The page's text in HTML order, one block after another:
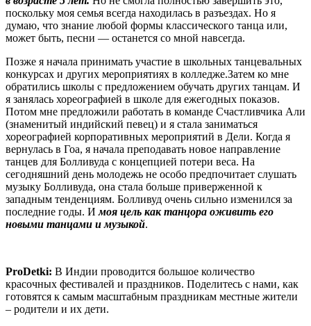
поскольку моя семья всегда находилась в разъездах. Но я
думаю, что знание любой формы классического танца или,
может быть, песни — останется со мной навсегда.
Позже я начала принимать участие в школьных танцевальных
конкурсах и других мероприятиях в колледже.Затем ко мне
обратились школы с предложением обучать других танцам. И
я занялась хореографией в школе для ежегодных показов.
Потом мне предложили работать в команде Счастливчика Али
(знаменитый индийский певец) и я стала заниматься
хореографией корпоративных мероприятий в Дели. Когда я
вернулась в Гоа, я начала преподавать новое направление
танцев для Болливуда с концепцией потери веса. На
сегодняшний день молодежь не особо предпочитает слушать
музыку Болливуда, она стала больше приверженной к
западным тенденциям. Болливуд очень сильно изменился за
последние годы. Имоя цель как танцора оживить его
новыми танцами и музыкой.
ProDetki: В Индии проводится большое количество
красочных фестивалей и праздников. Поделитесь с нами, как
готовятся к самым масштабным праздникам местные жители
– родители и их дети.